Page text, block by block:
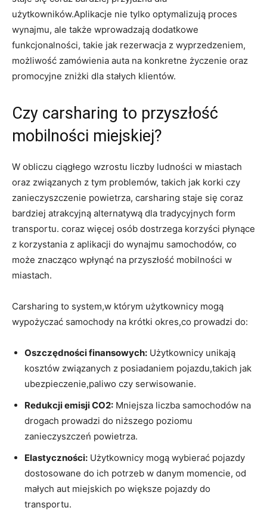
użytkowników.Aplikacje nie tylko optymalizują proces
wynajmu, ale także wprowadzają dodatkowe
funkcjonalności, takie jak rezerwacja z wyprzedzeniem,
możliwość zamówienia auta na konkretne życzenie oraz
promocyjne zniżki dla stałych klientów.
Czy carsharing to przyszłość
mobilności miejskiej?
W obliczu ciągłego wzrostu liczby ludności w miastach
oraz związanych z tym problemów, takich jak korki czy
zanieczyszczenie powietrza, carsharing staje się coraz
bardziej atrakcyjną alternatywą dla tradycyjnych form
transportu. coraz więcej osób dostrzega korzyści płynące
z korzystania z aplikacji do wynajmu samochodów, co
może znacząco wpłynąć na przyszłość mobilności w
miastach.
Carsharing to system,w którym użytkownicy mogą
wypożyczać samochody na krótki okres,co prowadzi do:
Oszczędności finansowych: Użytkownicy unikają
kosztów związanych z posiadaniem pojazdu,takich jak
ubezpieczenie,paliwo czy serwisowanie.
Redukcji emisji CO2: Mniejsza liczba samochodów na
drogach prowadzi do niższego poziomu
zanieczyszczeń powietrza.
Elastyczności: Użytkownicy mogą wybierać pojazdy
dostosowane do ich potrzeb w danym momencie, od
małych aut miejskich po większe pojazdy do
transportu.